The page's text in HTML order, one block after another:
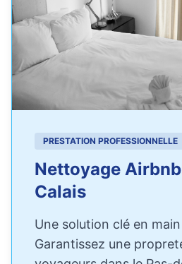
PRESTATION PROFESSIONNELLE
Nettoyage
Calais
Une solution clé en
Garantissez une